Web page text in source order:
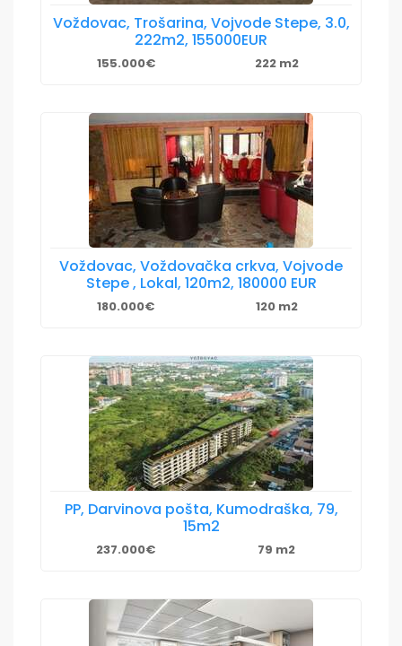
Voždovac, Trošarina, Vojvode Stepe, 3.0,
222m2, 155000EUR
155.000€ 222 m2
Voždovac, Voždovačka crkva, Vojvode
Stepe , Lokal, 120m2, 180000 EUR
180.000€ 120 m2
PP, Darvinova pošta, Kumodraška, 79,
15m2
237.000€ 79 m2